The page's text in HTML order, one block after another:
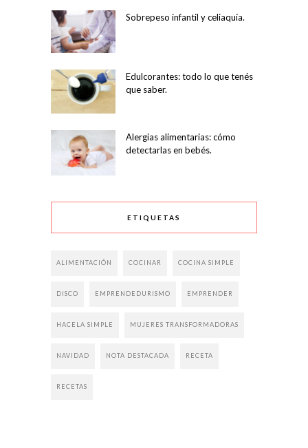
Sobrepeso infantil y celiaquía.
Edulcorantes: todo lo que tenés
que saber.
Alergias alimentarias: cómo
detectarlas en bebés.
ETIQUETAS
ALIMENTACIÓN COCINAR COCINA SIMPLE
DISCO EMPRENDEDURISMO EMPRENDER
HACELA SIMPLE MUJERES TRANSFORMADORAS
NAVIDAD NOTA DESTACADA RECETA
RECETAS